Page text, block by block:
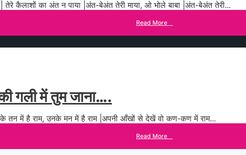
तेरे कैलाशों का अंत न पाया |अंत-बेअंत तेरी माया, ओ भोले बाबा |अंत-बेअंत तेरी...
Read More
गली में तुम जाना….
तन में है राम, उनके मन में है राम |अपनी आँखों से देखें वो कण-कण में राम...
Read More